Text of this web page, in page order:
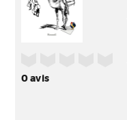
0avis